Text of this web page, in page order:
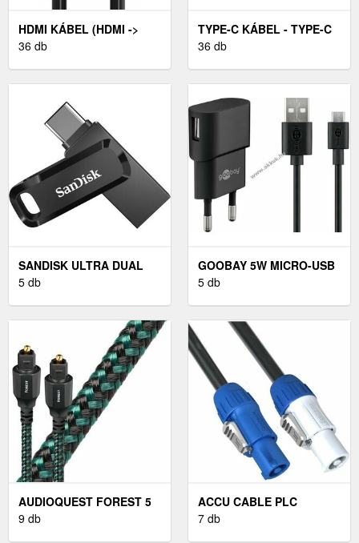
HDMI KÁBEL (HDMI ->
HDMI MINI) 5M
36 db
TYPE-C KÁBEL - TYPE-C
FEHÉR
36 db
SANDISK ULTRA DUAL
GO 512GB USB-C
5 db
GOOBAY 5W MICRO-USB
TÖLTŐKÉSZLET
5 db
AUDIOQUEST FOREST 5
M ZÖLD HI-FI OPTIKAI
9 db
ACCU CABLE PLC
LOCKING 5 M TÁPKÁBEL
7 db